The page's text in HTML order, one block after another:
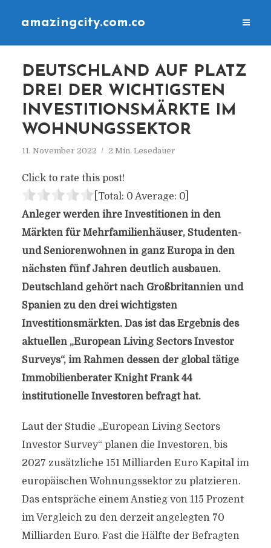
amazingcity.com.co
DEUTSCHLAND AUF PLATZ
DREI DER WICHTIGSTEN
INVESTITIONSMÄRKTE IM
WOHNUNGSSEKTOR
11. November 2022 2 Min. Lesedauer
Click to rate this post!
[Total: 0 Average: 0]
Anleger werden ihre Investitionen in den
Märkten für Mehrfamilienhäuser, Studenten-
und Seniorenwohnen in ganz Europa in den
nächsten fünf Jahren deutlich ausbauen.
Deutschland gehört nach Großbritannien und
Spanien zu den drei wichtigsten
Investitionsmärkten. Das ist das Ergebnis des
aktuellen „European Living Sectors Investor
Surveys“, im Rahmen dessen der global tätige
Immobilienberater Knight Frank 44
institutionelle Investoren befragt hat.
Laut der Studie „European Living Sectors
Investor Survey“ planen die Investoren, bis
2027 zusätzliche 151 Milliarden Euro Kapital im
europäischen Wohnungssektor zu platzieren.
Das entspräche einem Anstieg von 115 Prozent
im Vergleich zu den derzeit angelegten 70
Milliarden Euro. Fast die Hälfte der Befragten